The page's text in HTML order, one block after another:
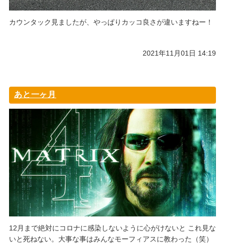
カウンタック見ましたが、やっぱりカッコ良さが違いますねー！
2021年11月01日 14:19
あと一ヶ月
12月まで絶対にコロナに感染しないように心がけないと これ見な
いと死ねない。大事な事はみんなモーフィアスに教わった（笑）